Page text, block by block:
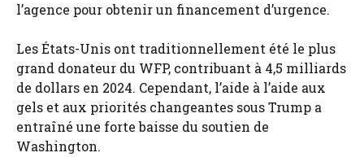
l’agence pour obtenir un financement d’urgence.
Les États-Unis ont traditionnellement été le plus
grand donateur du WFP, contribuant à 4,5 milliards
de dollars en 2024. Cependant, l’aide à l’aide aux
gels et aux priorités changeantes sous Trump a
entraîné une forte baisse du soutien de
Washington.